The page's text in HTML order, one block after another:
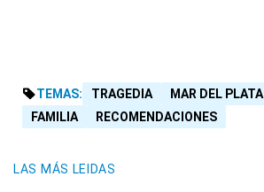
TEMAS: TRAGEDIA MAR DEL PLATA
FAMILIA
RECOMENDACIONES
LAS MÁS LEIDAS